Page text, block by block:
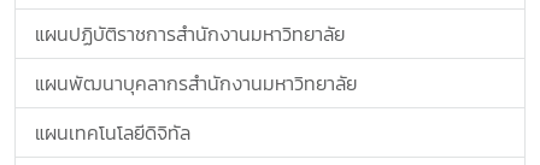
แผนปฏิบัติราชการสำนักงานมหาวิทยาลัย
แผนพัฒนาบุคลากรสำนักงานมหาวิทยาลัย
แผนเทคโนโลยีดิจิทัล